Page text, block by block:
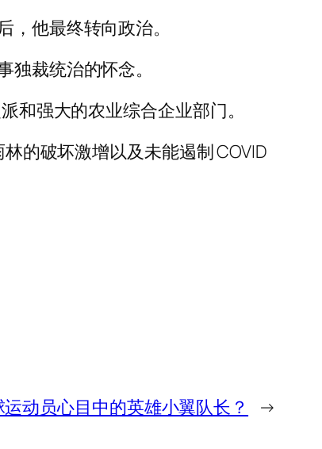
他最终转向政治。
裁统治的怀念。
和强大的农业综合企业部门。
的破坏激增以及未能遏制 COVID
动员心目中的英雄小翼队长？ →